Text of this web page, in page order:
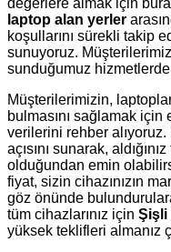
laptop alan yerler
koşullarını sürekli takip
sunuyoruz.
sunduğumuz
Müşterilerimizin,
bulmasını sağlamak
verilerini rehber
açısını sunarak,
olduğundan emin
fiyat, sizin cihazınızın
göz önünde
tüm cihazlarınız için Şişli
yüksek teklifleri almanız